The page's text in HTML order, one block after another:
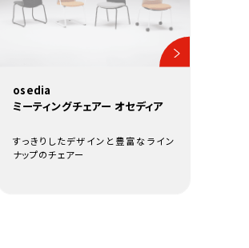
osedia
ミーティングチェアー オセディア
すっきりしたデザインと豊富なライン
ナップのチェアー